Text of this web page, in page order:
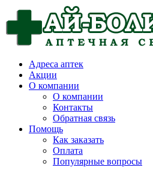
Адреса аптек
Акции
О компании
О компании
Контакты
Обратная связь
Помощь
Как заказать
Оплата
Популярные вопросы